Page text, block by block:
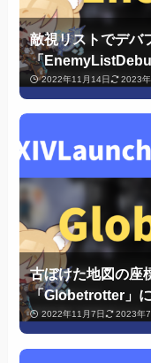
敵視リストでデバ
「
2022年11月14日 2023
古ぼけた地図の座
「Globetrotter」
2022年11月7日 2023年